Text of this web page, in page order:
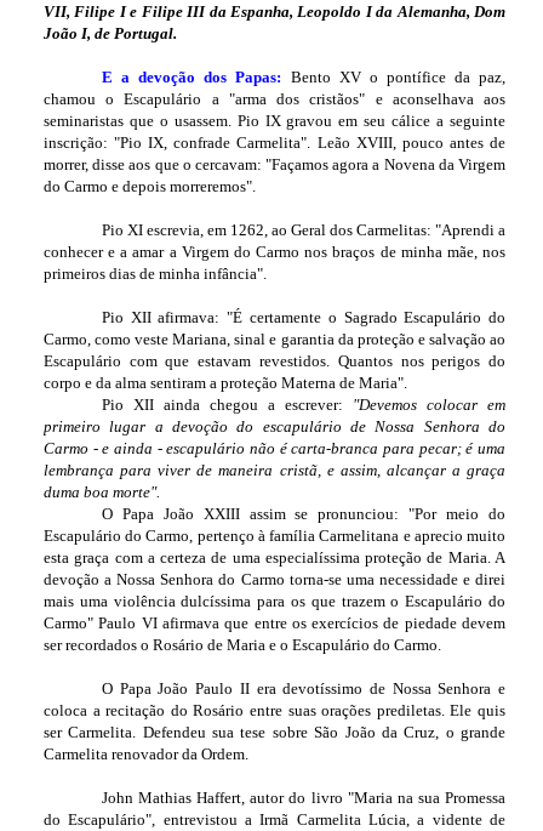
VII, Filipe I e Filipe III da Espanha, Leopoldo I da Alemanha, Dom
João I, de Portugal.
E a devoção dos Papas: Bento XV o pontífice da paz,
chamou o Escapulário a "arma dos cristãos" e aconselhava aos
seminaristas que o usassem. Pio IX gravou em seu cálice a seguinte
inscrição: "Pio IX, confrade Carmelita". Leão XVIII, pouco antes de
morrer, disse aos que o cercavam: "Façamos agora a Novena da Virgem
do Carmo e depois morreremos".
Pio XI escrevia, em 1262, ao Geral dos Carmelitas: "Aprendi a
conhecer e a amar a Virgem do Carmo nos braços de minha mãe, nos
primeiros dias de minha infância".
Pio XII afirmava: "É certamente o Sagrado Escapulário do
Carmo, como veste Mariana, sinal e garantia da proteção e salvação ao
Escapulário com que estavam revestidos. Quantos nos perigos do
corpo e da alma sentiram a proteção Materna de Maria".
Pio XII ainda chegou a escrever:
"Devemos colocar em
primeiro lugar a devoção do escapulário de Nossa Senhora do
Carmo - e ainda - escapulário não é carta-branca para pecar; é uma
lembrança para viver de maneira cristã, e assim, alcançar a graça
duma boa morte".
O Papa João XXIII assim se pronunciou: "Por meio do
Escapulário do Carmo, pertenço à família Carmelitana e aprecio muito
esta graça com a certeza de uma especialíssima proteção de Maria. A
devoção a Nossa Senhora do Carmo torna-se uma necessidade e direi
mais uma violência dulcíssima para os que trazem o Escapulário do
Carmo" Paulo VI afirmava que entre os exercícios de piedade devem
ser recordados o Rosário de Maria e o Escapulário do Carmo.
O Papa João Paulo II era devotíssimo de Nossa Senhora e
coloca a recitação do Rosário entre suas orações prediletas. Ele quis
ser Carmelita. Defendeu sua tese sobre São João da Cruz, o grande
Carmelita renovador da Ordem.
John Mathias Haffert, autor do livro "Maria na sua Promessa
do Escapulário", entrevistou a Irmã Carmelita Lúcia, a vidente de